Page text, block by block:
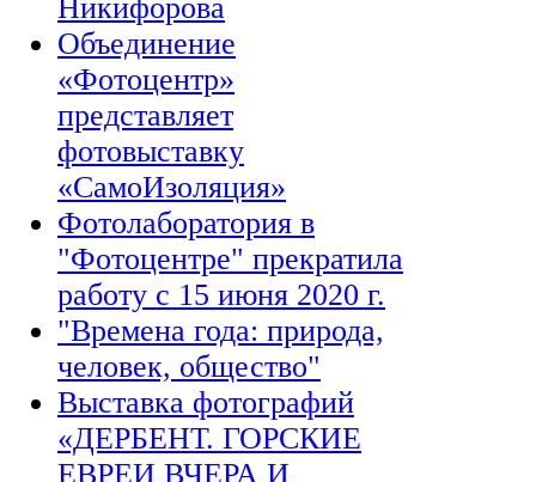
Никифорова
Объединение
«Фотоцентр»
представляет
фотовыставку
«СамоИзоляция»
Фотолаборатория в
"Фотоцентре" прекратила
работу с 15 июня 2020 г.
"Времена года: природа,
человек, общество"
Выставка фотографий
«ДЕРБЕНТ. ГОРСКИЕ
ЕВРЕИ ВЧЕРА И